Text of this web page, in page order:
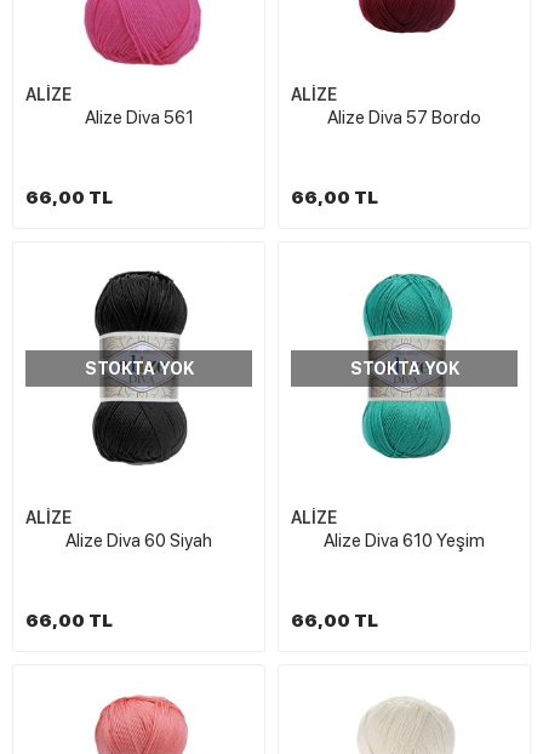
ALİZE
Alize Diva 561
66,00 TL
ALİZE
Alize Diva 57 Bordo
66,00 TL
STOKTA YOK
ALİZE
Alize Diva 60 Siyah
66,00 TL
STOKTA YOK
ALİZE
Alize Diva 610 Yeşim
66,00 TL